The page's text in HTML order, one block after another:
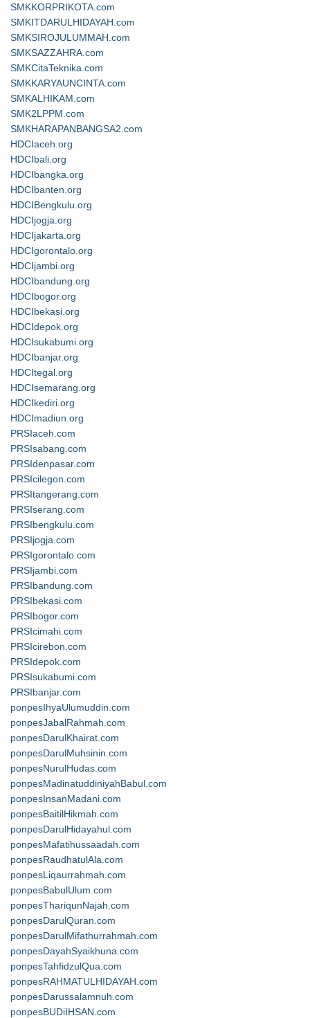
SMKKORPRIKOTA.com
SMKITDARULHIDAYAH.com
SMKSIROJULUMMAH.com
SMKSAZZAHRA.com
SMKCitaTeknika.com
SMKKARYAUNCINTA.com
SMKALHIKAM.com
SMK2LPPM.com
SMKHARAPANBANGSA2.com
HDCIaceh.org
HDCIbali.org
HDCIbangka.org
HDCIbanten.org
HDCIBengkulu.org
HDCIjogja.org
HDCIjakarta.org
HDCIgorontalo.org
HDCIjambi.org
HDCIbandung.org
HDCIbogor.org
HDCIbekasi.org
HDCIdepok.org
HDCIsukabumi.org
HDCIbanjar.org
HDCItegal.org
HDCIsemarang.org
HDCIkediri.org
HDCImadiun.org
PRSIaceh.com
PRSIsabang.com
PRSIdenpasar.com
PRSIcilegon.com
PRSItangerang.com
PRSIserang.com
PRSIbengkulu.com
PRSIjogja.com
PRSIgorontalo.com
PRSIjambi.com
PRSIbandung.com
PRSIbekasi.com
PRSIbogor.com
PRSIcimahi.com
PRSIcirebon.com
PRSIdepok.com
PRSIsukabumi.com
PRSIbanjar.com
ponpesIhyaUlumuddin.com
ponpesJabalRahmah.com
ponpesDarulKhairat.com
ponpesDarulMuhsinin.com
ponpesNurulHudas.com
ponpesMadinatuddiniyahBabul.com
ponpesInsanMadani.com
ponpesBaitilHikmah.com
ponpesDarulHidayahul.com
ponpesMafatihussaadah.com
ponpesRaudhatulAla.com
ponpesLiqaurrahmah.com
ponpesBabulUlum.com
ponpesThariqunNajah.com
ponpesDarulQuran.com
ponpesDarulMifathurrahmah.com
ponpesDayahSyaikhuna.com
ponpesTahfidzulQua.com
ponpesRAHMATULHIDAYAH.com
ponpesDarussalamnuh.com
ponpesBUDiIHSAN.com